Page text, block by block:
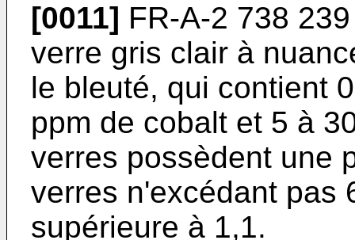
[0011] FR-A-2 738 239
verre gris clair à
le bleuté, qui contient
ppm de cobalt et 5 à
verres possèdent une
verres n'excédant pas
supérieure à 1,1.